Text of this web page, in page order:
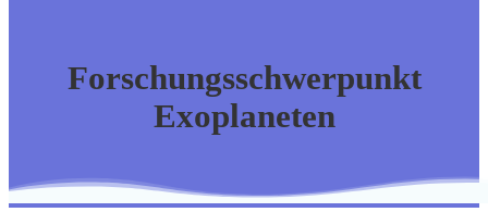
Forschungsschwerpunkt
Exoplaneten